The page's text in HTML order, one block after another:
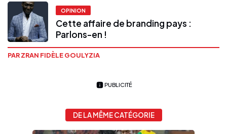
OPINION
Cette affaire de branding pays :
Parlons-en !
PAR ZRAN FIDÈLE GOULYZIA
PUBLICITÉ
DE LA MÊME CATÉGORIE